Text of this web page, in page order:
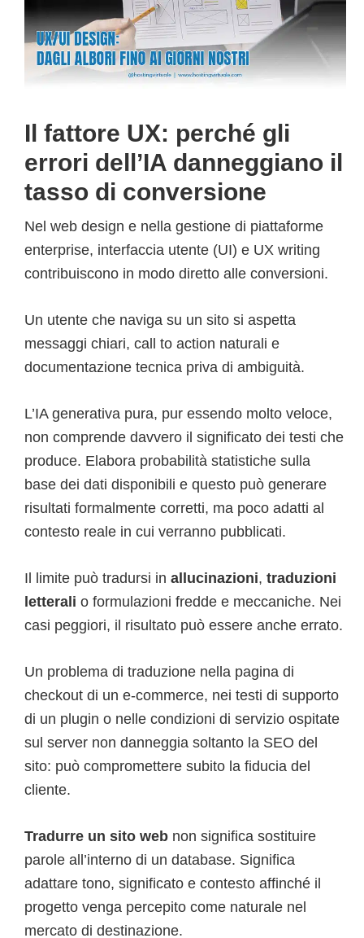
Il fattore UX: perché gli
errori dell’IA danneggiano il
tasso di conversione
Nel web design e nella gestione di piattaforme
enterprise, interfaccia utente (UI) e UX writing
contribuiscono in modo diretto alle conversioni.
Un utente che naviga su un sito si aspetta
messaggi chiari, call to action naturali e
documentazione tecnica priva di ambiguità.
L’IA generativa pura, pur essendo molto veloce,
non comprende davvero il significato dei testi che
produce. Elabora probabilità statistiche sulla
base dei dati disponibili e questo può generare
risultati formalmente corretti, ma poco adatti al
contesto reale in cui verranno pubblicati.
Il limite può tradursi in allucinazioni, traduzioni
letterali o formulazioni fredde e meccaniche. Nei
casi peggiori, il risultato può essere anche errato.
Un problema di traduzione nella pagina di
checkout di un e-commerce, nei testi di supporto
di un plugin o nelle condizioni di servizio ospitate
sul server non danneggia soltanto la SEO del
sito: può compromettere subito la fiducia del
cliente.
Tradurre un sito web non significa sostituire
parole all’interno di un database. Significa
adattare tono, significato e contesto affinché il
progetto venga percepito come naturale nel
mercato di destinazione.